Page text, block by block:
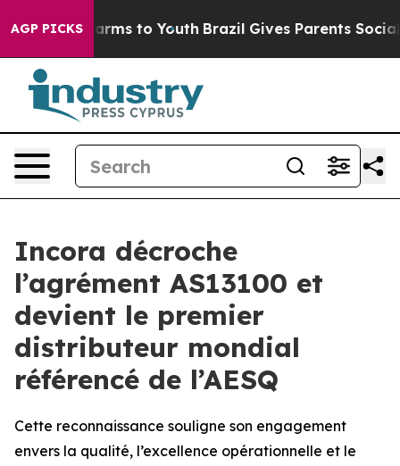
AGP PICKS
Abate Harms to Youth Brazil Gives Parents Social
Incora décroche
l’agrément AS13100 et
devient le premier
distributeur mondial
référencé de l’AESQ
Cette reconnaissance souligne son engagement
envers la qualité, l’excellence opérationnelle et le